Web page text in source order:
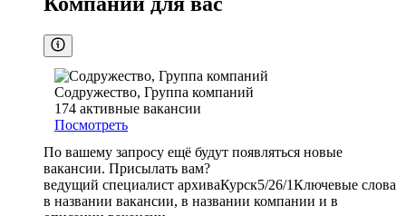
Содружество, Группа компаний
174 активные вакансии
Посмотреть
По вашему запросу ещё будут появляться новые
вакансии. Присылать вам?
ведущий специалист архиваКурск5/26/1Ключевые слова
в названии вакансии, в названии компании и в